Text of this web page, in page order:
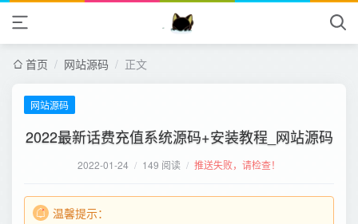
首页 / 网站源码 / 正文
网站源码
2022最新话费充值系统源码+安装教程_网站源码
2022-01-24 / 149 阅读 / 推送失败，请检查！
温馨提示：